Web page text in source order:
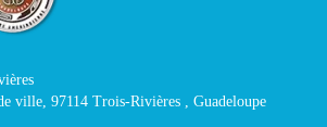
ville, 97114 Trois-Rivières , Guadeloupe